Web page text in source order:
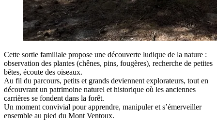
Cette sortie familiale propose une découverte ludique de la nature :
observation des plantes (chênes, pins, fougères), recherche de petites
bêtes, écoute des oiseaux.
Au fil du parcours, petits et grands deviennent explorateurs, tout en
découvrant un patrimoine naturel et historique où les anciennes
carrières se fondent dans la forêt.
Un moment convivial pour apprendre, manipuler et s’émerveiller
ensemble au pied du Mont Ventoux.